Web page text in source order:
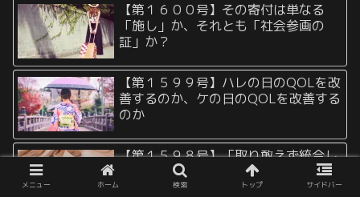
【第１６００号】その寄付は単なる
「施し」か、それとも「社会参画の
証」か？
【第１５９９号】ハレの日のQOLを改
善するのか、ケの日のQOLを改善する
のか
【第１５９８号】「取り敢えず統合し
ておいて」という指示が意外と高難易
メニュー ホーム 検索 トップ サイドバー